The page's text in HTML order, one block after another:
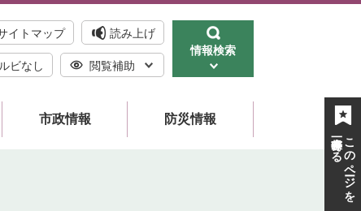
イトマップ 読み上げ
ルビなし 閲覧補助
情報検索
市政情報 防災情報
このページを
一時保存する